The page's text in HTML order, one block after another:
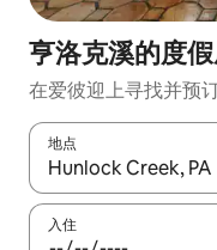
亨洛克溪的度
在爱彼迎上寻找并预
地点
如有搜索结果，请使
入住